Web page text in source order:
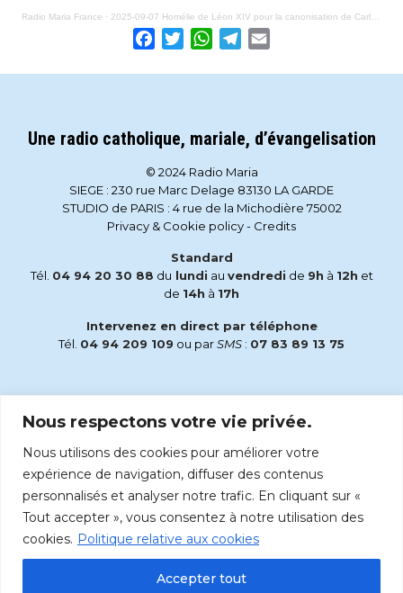
Nous respectons votre vie privée.
Nous utilisons des cookies pour améliorer votre
expérience de navigation, diffuser des contenus
personnalisés et analyser notre trafic. En cliquant sur «
Tout accepter », vous consentez à notre utilisation des
cookies. Politique relative aux cookies
Accepter tout
Radio Maria France · 2025-09-07 Homélie de Léon XIV pour la canonisation de Carlo Acutis et Pier-Giorgio Frassati
Facebook
TwitterWhatsApp
Telegram
Une radio catholique, mariale, d’évangelisation
© 2024 Radio Maria
SIEGE : 230 rue Marc Delage 83130 LA GARDE
STUDIO de PARIS : 4 rue de la Michodière 75002
Privacy & Cookie policy- Credits
Standard
Tél. 04 94 20 30 88 du lundi au vendredi de 9h à 12h et
de 14h à 17h
Intervenez en direct par téléphone
Tél. 04 94 209 109 ou parSMS : 07 83 89 13 75
accueil@radiomaria.fr
Écoutez Radio Maria sur :